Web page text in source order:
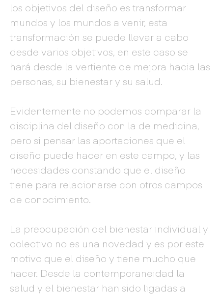
los objetivos del diseño es transformar
mundos y los mundos a venir, esta
transformación se puede llevar a cabo
desde varios objetivos, en este caso se
hará desde la vertiente de mejora hacia las
personas, su bienestar y su salud.
Evidentemente no podemos comparar la
disciplina del diseño con la de medicina,
pero si pensar las aportaciones que el
diseño puede hacer en este campo, y las
necesidades constando que el diseño
tiene para relacionarse con otros campos
de conocimiento.
La preocupación del bienestar individual y
colectivo no es una novedad y es por este
motivo que el diseño y tiene mucho que
hacer. Desde la contemporaneidad la
salud y el bienestar han sido ligadas a